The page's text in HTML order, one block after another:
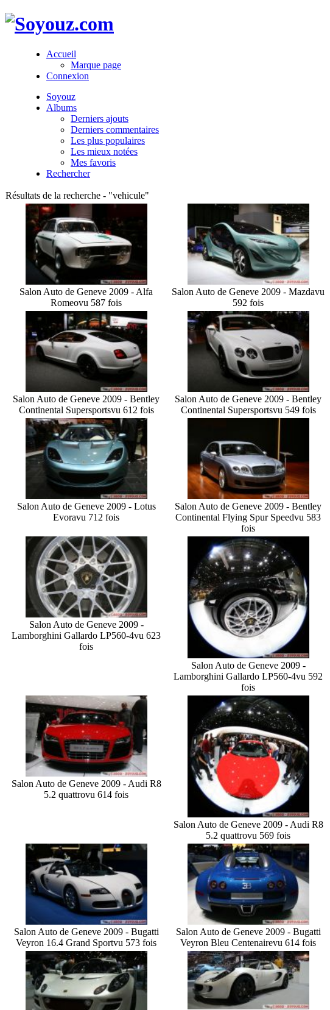
Accueil
Marque page
Connexion
Soyouz
Albums
Derniers ajouts
Derniers commentaires
Les plus populaires
Les mieux notées
Mes favoris
Rechercher
Résultats de la recherche - "vehicule"
Salon Auto de Geneve 2009 - Alfa
Romeovu 587 fois
Salon Auto de Geneve 2009 - Mazdavu
592 fois
Salon Auto de Geneve 2009 - Bentley
Continental Supersportsvu 612 fois
Salon Auto de Geneve 2009 - Bentley
Continental Supersportsvu 549 fois
Salon Auto de Geneve 2009 - Lotus
Evoravu 712 fois
Salon Auto de Geneve 2009 - Bentley
Continental Flying Spur Speedvu 583
fois
Salon Auto de Geneve 2009 -
Lamborghini Gallardo LP560-4vu 623
fois
Salon Auto de Geneve 2009 -
Lamborghini Gallardo LP560-4vu 592
fois
Salon Auto de Geneve 2009 - Audi R8
5.2 quattrovu 614 fois
Salon Auto de Geneve 2009 - Audi R8
5.2 quattrovu 569 fois
Salon Auto de Geneve 2009 - Bugatti
Veyron 16.4 Grand Sportvu 573 fois
Salon Auto de Geneve 2009 - Bugatti
Veyron Bleu Centenairevu 614 fois